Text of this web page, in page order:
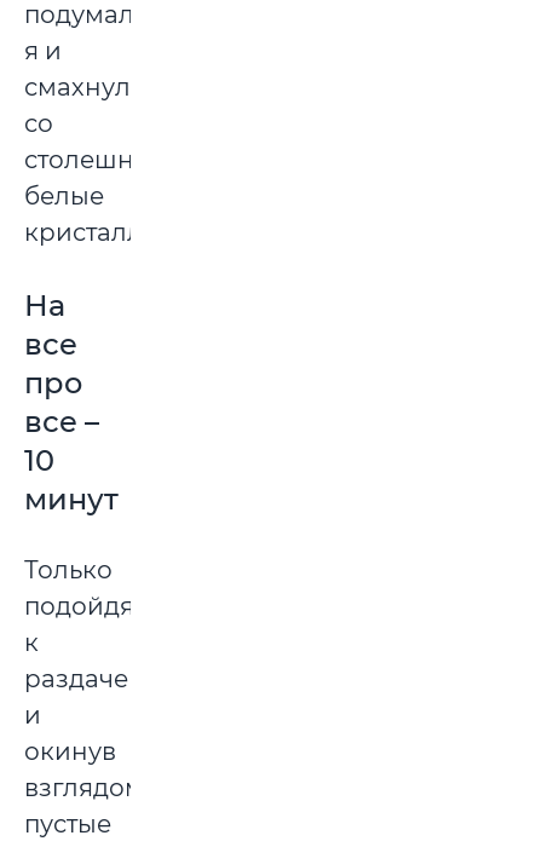
подумала
я и
смахнула
со
столешницы
белые
кристаллики.
На
все
про
все –
10
минут
Только
подойдя
к
раздаче
и
окинув
взглядом
пустые